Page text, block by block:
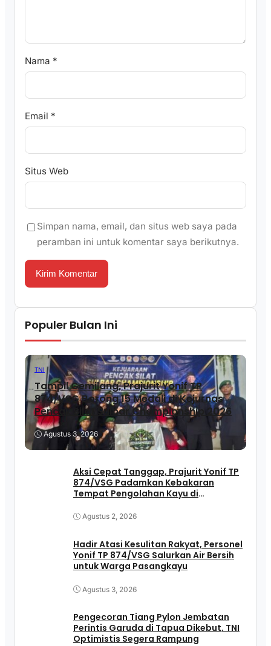
Nama *
Email *
Situs Web
Simpan nama, email, dan situs web saya pada
peramban ini untuk komentar saya berikutnya.
Populer Bulan Ini
TNI
Tampil Gemilang, Prajurit Yonif TP
874/VSG Borong 15 Medali di Kejurnas
Pencak Silat Sulbar Championship 2026
Agustus 3, 2026
Aksi Cepat Tanggap, Prajurit Yonif TP
874/VSG Padamkan Kebakaran
Tempat Pengolahan Kayu di
Agustus 2, 2026
Hadir Atasi Kesulitan Rakyat, Personel
Yonif TP 874/VSG Salurkan Air Bersih
untuk Warga Pasangkayu
Agustus 3, 2026
Pengecoran Tiang Pylon Jembatan
Perintis Garuda di Tapua Dikebut, TNI
Optimistis Segera Rampung